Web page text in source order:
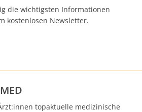
die wichtigsten Informationen
kostenlosen Newsletter.
topaktuelle medizinische